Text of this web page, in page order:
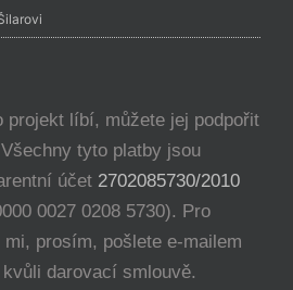
projekt líbí, můžete jej podpořit
tyto platby jsou
účet 2702085730/2010
0027 0208 5730). Pro
prosím, pošlete e-mailem
darovací smlouvě.